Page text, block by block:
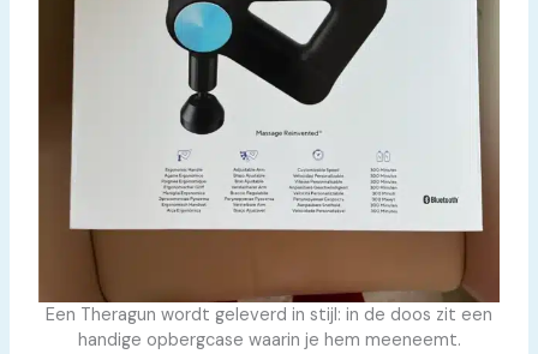
Een Theragun wordt geleverd in stijl: in de doos zit een
handige opbergcase waarin je hem meeneemt.